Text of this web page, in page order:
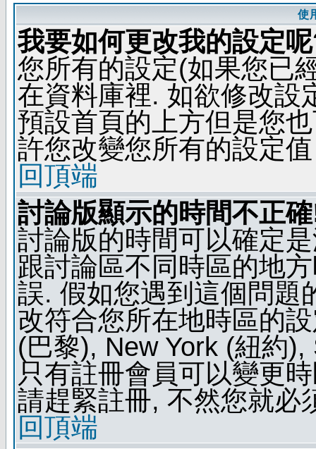
使
我要如何更改我的設定
您所有的設定(如果您已
在資料庫裡. 如欲修改設
預設首頁的上方但是您
許您改變您所有的設定值
回頂端
討論版顯示的時間不正
討論版的時間可以確定
跟討論區不同時區的地
誤. 假如您遇到這個問題
改符合您所在地時區的
(巴黎), New York (紐約
只有註冊會員可以變更
請趕緊註冊, 不然您就必
回頂端